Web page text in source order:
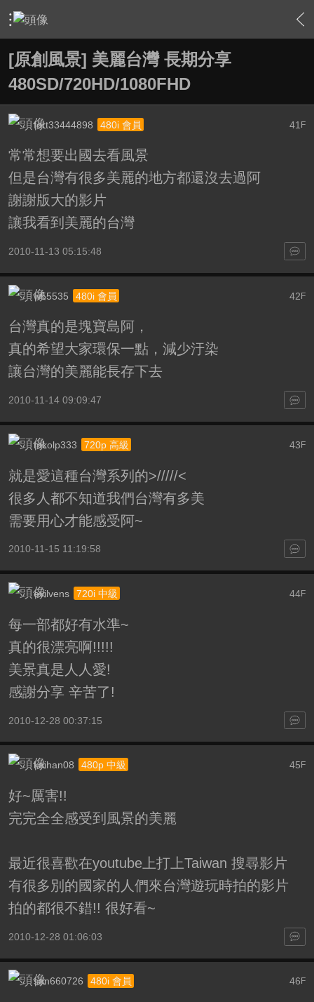
› 影片創作區 › 影片原創作品(線上觀賞區) › 內容
[原創風景] 美麗台灣 長期分享
480SD/720HD/1080FHD
41 F
fort33444898 480i 會員
常常想要出國去看風景
但是台灣有很多美麗的地方都還沒去過阿
謝謝版大的影片
讓我看到美麗的台灣
2010-11-13 05:15:48
42F
w55535 480i 會員
台灣真的是塊寶島阿，
真的希望大家環保一點，減少汙染
讓台灣的美麗能長存下去
2010-11-14 09:09:47
43F
mkolp333 720p 高級
就是愛這種台灣系列的>/////<
很多人都不知道我們台灣有多美
需要用心才能感受阿~
2010-11-15 11:19:58
44F
evilvens 720i 中級
每一部都好有水準~
真的很漂亮啊!!!!!
美景真是人人愛!
感謝分享 辛苦了!
2010-12-28 00:37:15
45 F
kaihan08 480p 中級
好~厲害!!
完完全全感受到風景的美麗
最近很喜歡在youtube上打上Taiwan 搜尋影片
有很多別的國家的人們來台灣遊玩時拍的影片
拍的都很不錯!! 很好看~
2010-12-28 01:06:03
46 F
san660726 480i 會員